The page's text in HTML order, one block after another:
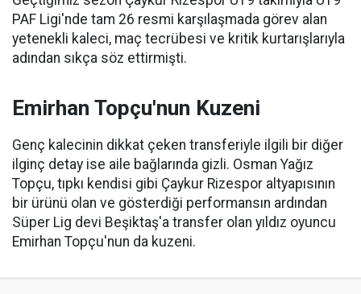
PAF Ligi'nde tam 26 resmi karşılaşmada görev alan
yetenekli kaleci, maç tecrübesi ve kritik kurtarışlarıyla
adından sıkça söz ettirmişti.
Emirhan Topçu'nun Kuzeni
Genç kalecinin dikkat çeken transferiyle ilgili bir diğer
ilginç detay ise aile bağlarında gizli. Osman Yağız
Topçu, tıpkı kendisi gibi Çaykur Rizespor altyapısının
bir ürünü olan ve gösterdiği performansın ardından
Süper Lig devi Beşiktaş'a transfer olan yıldız oyuncu
Emirhan Topçu'nun da kuzeni.